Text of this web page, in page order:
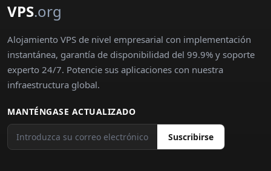
VPS.org
Alojamiento VPS de nivel empresarial con implementación
instantánea, garantía de disponibilidad del 99.9% y soporte
experto 24/7. Potencie sus aplicaciones con nuestra
infraestructura global.
MANTÉNGASE ACTUALIZADO
Suscribirse